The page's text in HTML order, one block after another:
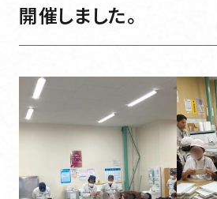
Sustainability
サステナビリティ
サステナビリティ
News
開催しました。